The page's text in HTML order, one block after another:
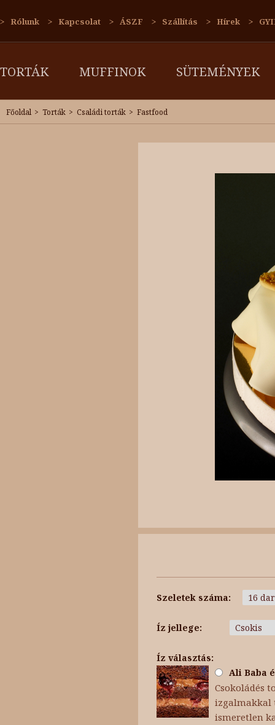
Rólunk Kapcsolat ÁSZF Szállítás Hírek
TORTÁK MUFFINOK SÜTEMÉNYEK
Főoldal Torták Családi torták Fastfood
Szeletek száma:
Íz jellege:
Íz választás:
Ali Baba
Csokoládés
izgalmakkal
ismeretlen